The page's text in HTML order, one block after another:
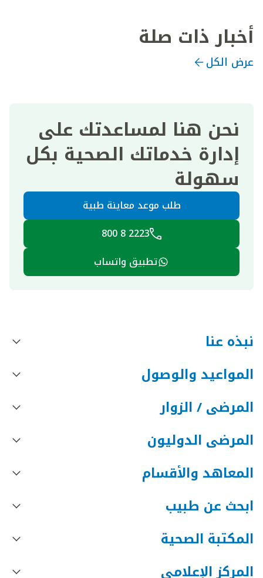
أخبار ذات صلة
عرض الكل
نحن هنا لمساعدتك على
إدارة خدماتك الصحية بكل
سهولة
طلب موعد معاينة طبية
2223 8 800
تطبيق واتساب
نبذه عنا
المواعيد والوصول
المرضى / الزوار
المرضى الدوليون
المعاهد والأقسام
ابحث عن طبيب
المكتبة الصحية
المركز الإعلامي